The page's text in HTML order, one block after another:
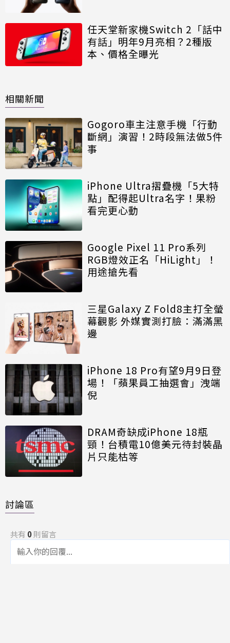
任天堂新家機Switch 2「話中
有話」明年9月亮相？2種版
本、價格全曝光
相關新聞
Gogoro車主注意手機「行動
斷網」演習！2時段無法做5件
事
iPhone Ultra摺疊機「5大特
點」配得起Ultra名字！果粉
看完更心動
Google Pixel 11 Pro系列
RGB燈效正名「HiLight」！
用途搶先看
三星Galaxy Z Fold8主打全螢
幕觀影 外媒實測打臉：滿滿黑
邊
iPhone 18 Pro有望9月9日登
場！「蘋果員工抽選會」洩端
倪
DRAM奇缺成iPhone 18瓶
頸！台積電10億美元待封裝晶
片只能枯等
討論區
共有 0則留言